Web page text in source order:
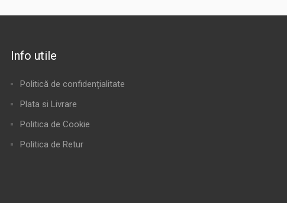
Info utile
Politică de confidențialitate
Plata si Livrare
Politica de Cookie
Politica de Retur